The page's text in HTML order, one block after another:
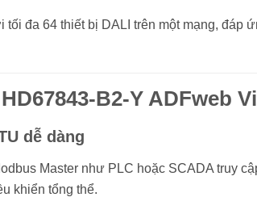
đa 64 thiết bị DALI trên một mạng, đáp
B2-Y ADFweb
dễ dàng
Master như PLC hoặc SCADA truy
khiển tổng thể.